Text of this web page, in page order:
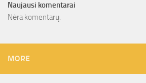
Naujausi komentarai
Nėra komentarų.
MORE